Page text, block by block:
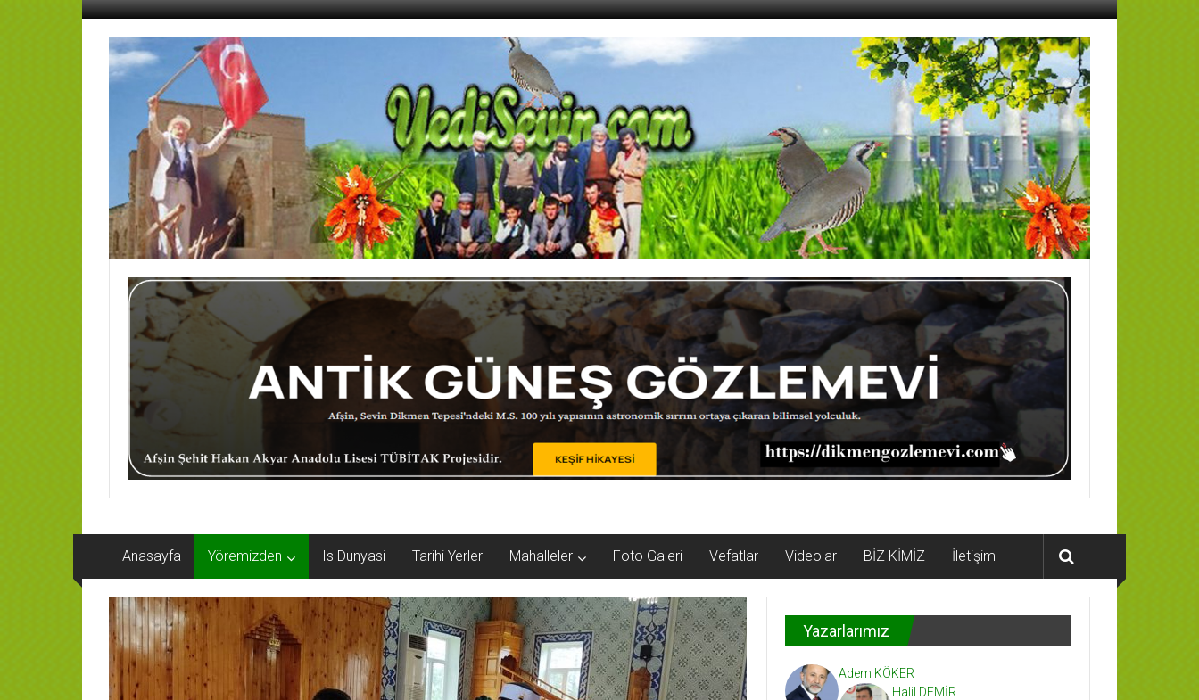
İçeriğe
AFŞİN
YEDİSEVİN
HABER
Kahramanmaraş,Afşin,Sevin
Köyleri
Tanıtım
ve
Haber
Portalı
Anasayfa Yöremizden Is Dunyasi Tarihi Yerler Mahalleler Foto Galeri Vefatlar Videolar BİZ KİMİZ İletişim
Yazarlarımız
Adem KÖKER
Halil DEMİR